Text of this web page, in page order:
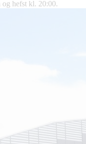
hefst kl. 20:00.